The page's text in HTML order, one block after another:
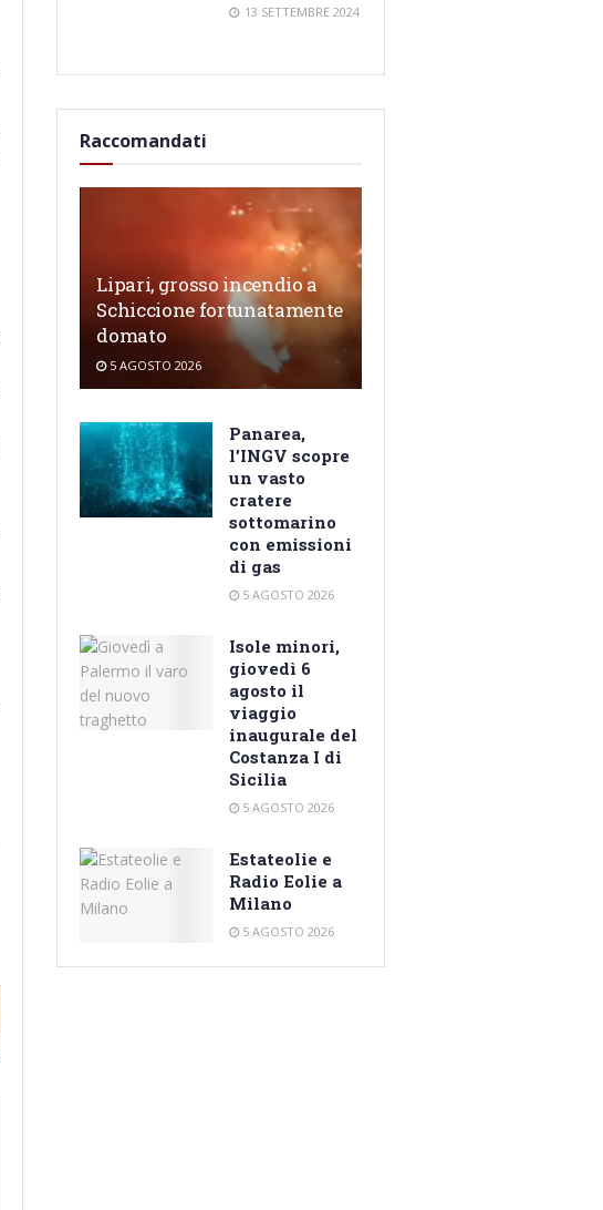
13 SETTEMBRE 2024
Raccomandati
Lipari, grosso incendio a
Schiccione fortunatamente
domato
5 AGOSTO 2026
Panarea,
l’INGV scopre
un vasto
cratere
sottomarino
con emissioni
di gas
5 AGOSTO 2026
Isole minori,
giovedì 6
agosto il
viaggio
inaugurale del
Costanza I di
Sicilia
5 AGOSTO 2026
Estateolie e
Radio Eolie a
Milano
5 AGOSTO 2026